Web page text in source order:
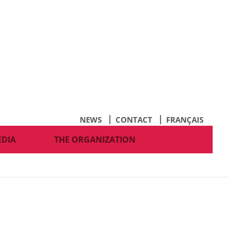
NEWS CONTACT FRANÇAIS
THE ORGANIZATION